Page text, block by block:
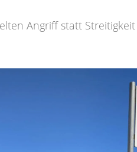
Angriff statt Streitigkeit